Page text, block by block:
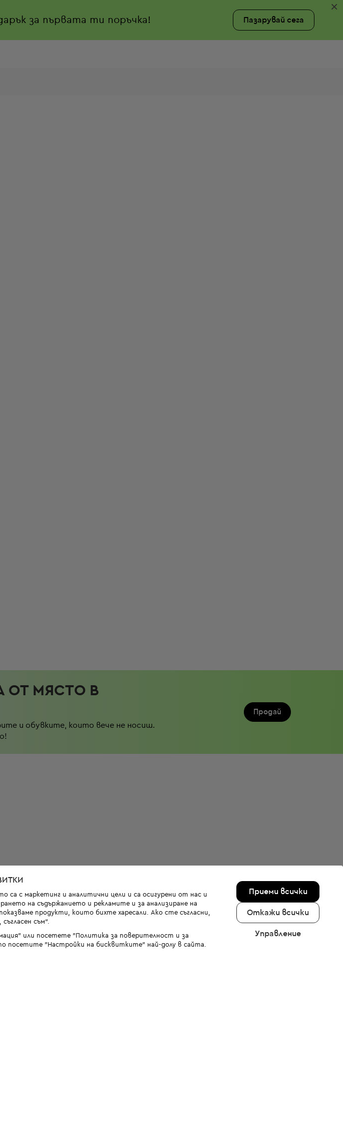
за първата ти поръчка! Пазарувай сега
×
МЯСТО В
и обувките, които вече не носиш.
Продай
са с маркетинг и аналитични цели и са осигурени от нас и
на съдържанието и рекламите и за анализиране на
продукти, които бихте харесали. Ако сте съгласни,
съм“.
или посетете "Политика за поверителност и за
посетите "Настройки на бисквитките" най-долу в сайта.
Приеми всички
Откажи всички
Управление